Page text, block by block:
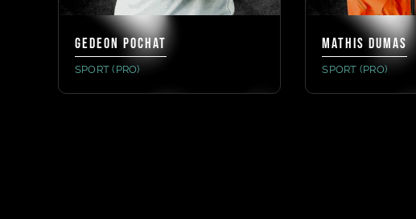
GEDEON POCHAT
SPORT (PRO)
MATHIS DUMAS
SPORT (PRO)